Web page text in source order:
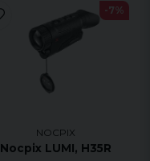
NOCPIX
Nocpix LUMI, H35R
-7%